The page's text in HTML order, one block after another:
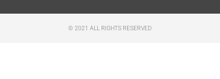
© 2021 ALL RIGHTS RESERVED​